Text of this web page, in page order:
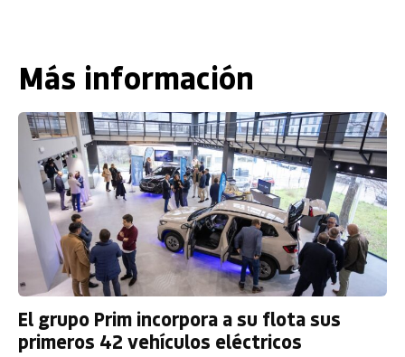
Más información
El grupo Prim incorpora a su flota sus
primeros 42 vehículos eléctricos